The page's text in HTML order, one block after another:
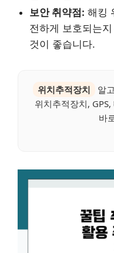
보안 취약점: 해킹
전하게 보호되는
것이 좋습니다.
위치추적장치
알
위치추적장치,
바